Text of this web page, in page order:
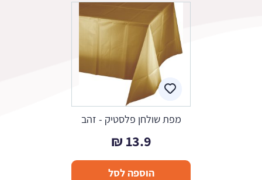
מפת שולחן פלסטיק - זהב
13.9
₪
הוספה לסל